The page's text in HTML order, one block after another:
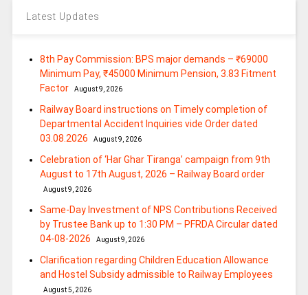
Latest Updates
8th Pay Commission: BPS major demands – ₹69000
Minimum Pay, ₹45000 Minimum Pension, 3.83 Fitment
Factor
August 9, 2026
Railway Board instructions on Timely completion of
Departmental Accident Inquiries vide Order dated
03.08.2026
August 9, 2026
Celebration of ‘Har Ghar Tiranga’ campaign from 9th
August to 17th August, 2026 – Railway Board order
August 9, 2026
Same-Day Investment of NPS Contributions Received
by Trustee Bank up to 1:30 PM – PFRDA Circular dated
04-08-2026
August 9, 2026
Clarification regarding Children Education Allowance
and Hostel Subsidy admissible to Railway Employees
August 5, 2026